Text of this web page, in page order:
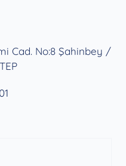
Cad. No:8 Şahinbey /